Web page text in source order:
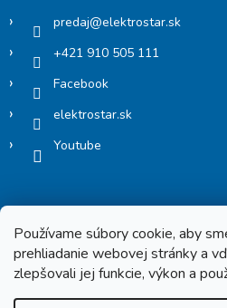
Používame súbory cookie, aby
prehliadanie webovej stránky a
zlepšovali jej funkcie, výkon a
predaj@elektrostar.sk
+421 910 505 111
Facebook
elektrostar.sk
Youtube
Copyright 2026Elektrostar.shop